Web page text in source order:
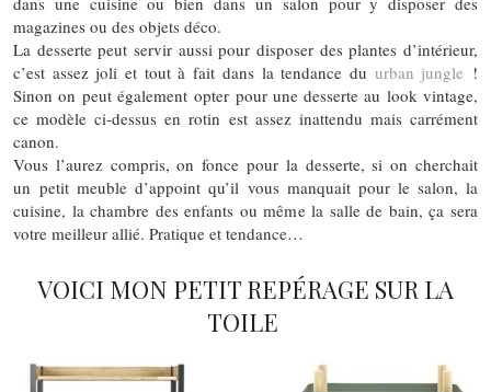
magazines ou des objets déco.
La desserte peut servir aussi pour disposer des plantes d’intérieur,
c’est assez joli et tout à fait dans la tendance du urban jungle !
Sinon on peut également opter pour une desserte au look vintage,
ce modèle ci-dessus en rotin est assez inattendu mais carrément
canon.
Vous l’aurez compris, on fonce pour la desserte, si on cherchait
un petit meuble d’appoint qu’il vous manquait pour le salon, la
cuisine, la chambre des enfants ou même la salle de bain, ça sera
votre meilleur allié. Pratique et tendance…
VOICI MON PETIT REPÉRAGE SUR LA
TOILE